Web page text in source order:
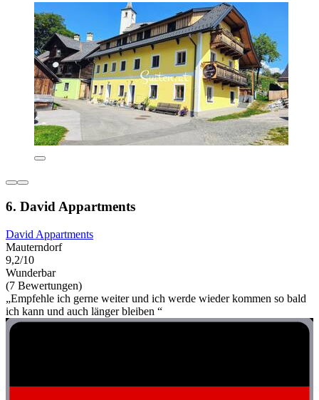
6. David Appartments
David Appartments
Mauterndorf
9,2/10
Wunderbar
(7 Bewertungen)
„Empfehle ich gerne weiter und ich werde wieder kommen so bald
ich kann und auch länger bleiben “